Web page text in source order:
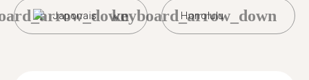
Japonais Honolulu
keyboard_arrow_down